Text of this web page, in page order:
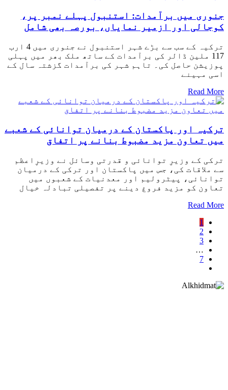
جنوری میں برآمدات: استنبول پہلے نمبر پر،
کوجالی اور ازمیر نمایاں، بورصہ بھی شامل
ترکیہ کے سب سے بڑے شہر استنبول نے جنوری میں 4 ارب
117 ملین ڈالر کی برآمدات کے ساتھ ملک بھر میں پہلی
پوزیشن حاصل کی۔ تاہم شہر کی برآمدات گزشتہ سال کے
اسی مہینے
Read More
ترکیہ اور پاکستان کے درمیان توانائی کے شعبے
میں تعاون مزید مضبوط بنانے پر اتفاق
ترکی کے وزیرِ توانائی و قدرتی وسائل نے وزیرِاعظم
سے ملاقات کی، جس میں پاکستان اور ترکی کے درمیان
توانائی، پیٹرولیم اور معدنیات کے شعبوں میں
تعاون کو مزید فروغ دینے پر تفصیلی تبادلہ خیال
Read More
1
2
3
…
7